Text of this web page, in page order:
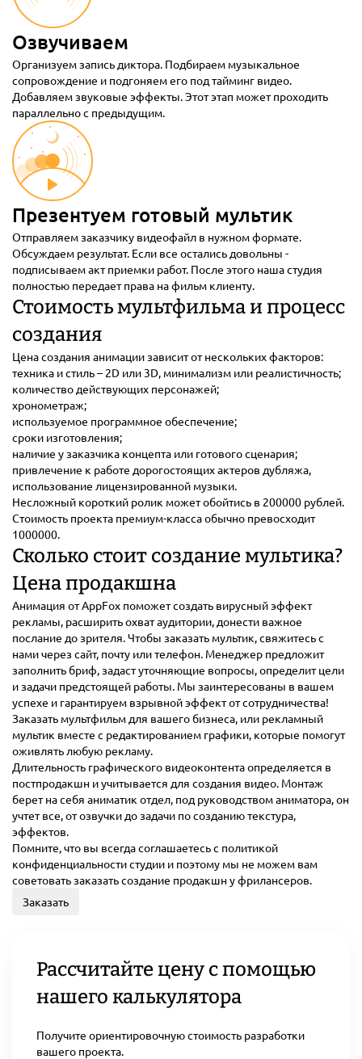
Озвучиваем
Организуем запись диктора. Подбираем музыкальное
сопровождение и подгоняем его под тайминг видео.
Добавляем звуковые эффекты. Этот этап может проходить
параллельно с предыдущим.
Презентуем готовый мультик
Отправляем заказчику видеофайл в нужном формате.
Обсуждаем результат. Если все остались довольны -
подписываем акт приемки работ. После этого наша студия
полностью передает права на фильм клиенту.
Стоимость мультфильма и процесс
создания
Цена создания анимации зависит от нескольких факторов:
техника и стиль – 2D или 3D, минимализм или реалистичность;
количество действующих персонажей;
хронометраж;
используемое программное обеспечение;
сроки изготовления;
наличие у заказчика концепта или готового сценария;
привлечение к работе дорогостоящих актеров дубляжа,
использование лицензированной музыки.
Несложный короткий ролик может обойтись в 200000 рублей.
Стоимость проекта премиум-класса обычно превосходит
1000000.
Сколько стоит создание мультика?
Цена продакшна
Анимация от AppFox поможет создать вирусный эффект
рекламы, расширить охват аудитории, донести важное
послание до зрителя. Чтобы заказать мультик, свяжитесь с
нами через сайт, почту или телефон. Менеджер предложит
заполнить бриф, задаст уточняющие вопросы, определит цели
и задачи предстоящей работы. Мы заинтересованы в вашем
успехе и гарантируем взрывной эффект от сотрудничества!
Заказать мультфильм для вашего бизнеса, или рекламный
мультик вместе с редактированием графики, которые помогут
оживлять любую рекламу.
Длительность графического видеоконтента определяется в
постпродакшн и учитывается для создания видео. Монтаж
берет на себя аниматик отдел, под руководством аниматора, он
учтет все, от озвучки до задачи по созданию текстура,
эффектов.
Помните, что вы всегда соглашаетесь с политикой
конфиденциальности студии и поэтому мы не можем вам
советовать заказать создание продакшн у фрилансеров.
Заказать
Рассчитайте цену с помощью
нашего калькулятора
Получите ориентировочную стоимость разработки
вашего проекта.